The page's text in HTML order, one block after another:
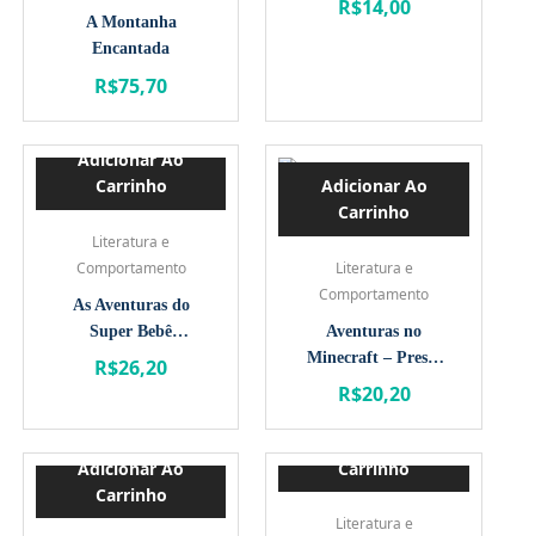
A Montanha
Encantada
R$75,70
R$14,00
Adicionar Ao
Carrinho
Literatura e
Comportamento
As Aventuras do
Super Bebê
Fraldinha
R$26,20
Adicionar Ao
Carrinho
Literatura e
Comportamento
Aventuras no
Minecraft – Presos
no mundo da
superfície
R$20,20
Adicionar Ao
Carrinho
Carrinho
Literatura e